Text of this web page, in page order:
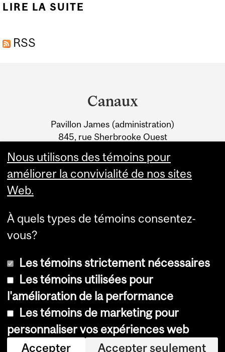
LIRE LA SUITE
RSS
Information
Canaux
Pavillon James (administration)
845, rue Sherbrooke Ouest
© Université McGill, 2026
Accessibilité
Avis sur les témoins
Nous utilisons des témoins pour
améliorer la convivialité de nos sites
Web.
À quels types de témoins consentez-
vous?
Les témoins strictement nécessaires
Les témoins utilisées pour
l'amélioration de la performance
Les témoins de marketing pour
personnaliser vos expériences web
Accepter
Accepter seulement